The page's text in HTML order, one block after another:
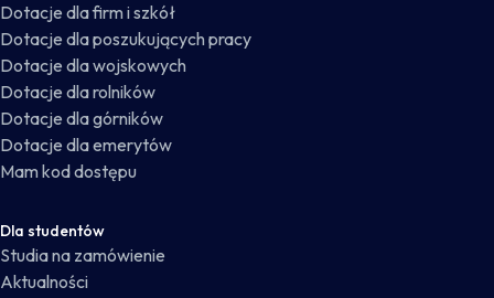
Dotacje dla firm i szkół
Dotacje dla poszukujących pracy
Dotacje dla wojskowych
Dotacje dla rolników
Dotacje dla górników
Dotacje dla emerytów
Mam kod dostępu
Dla studentów
Studia na zamówienie
Aktualności